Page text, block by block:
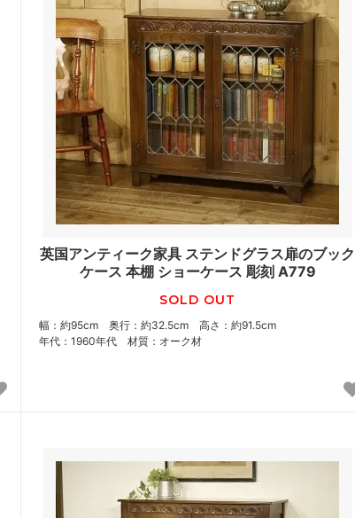
英国アンティーク家具 ステンドグラス扉のブック
ケース 本棚 ショーケース 彫刻 A779
SOLD OUT
幅：約95cm 奥行：約32.5cm 高さ：約91.5cm
年代：1960年代 材質：オーク材